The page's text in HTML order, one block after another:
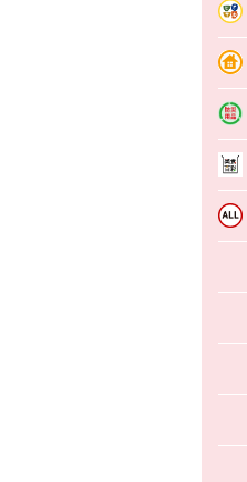
ちょこっと揚げ（
えびの風味がぶわっ
か